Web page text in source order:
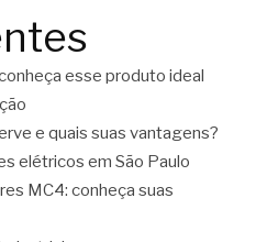
esse produto ideal
e quais suas vantagens?
elétricos em São Paulo
MC4: conheça suas